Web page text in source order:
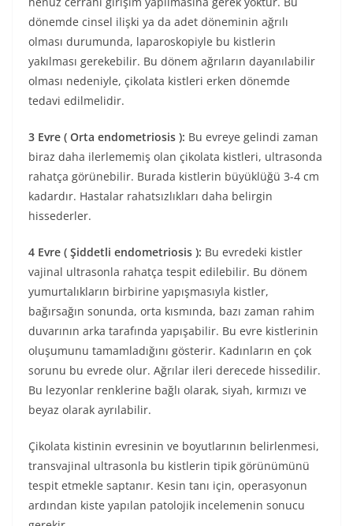
dönemde cinsel ilişki ya da adet döneminin ağrılı
olması durumunda, laparoskopiyle bu kistlerin
yakılması gerekebilir. Bu dönem ağrıların dayanılabilir
olması nedeniyle, çikolata kistleri erken dönemde
tedavi edilmelidir.
3 Evre ( Orta endometriosis ): Bu evreye gelindi zaman
biraz daha ilerlememiş olan çikolata kistleri, ultrasonda
rahatça görünebilir. Burada kistlerin büyüklüğü 3-4 cm
kadardır. Hastalar rahatsızlıkları daha belirgin
hissederler.
4 Evre ( Şiddetli endometriosis ): Bu evredeki kistler
vajinal ultrasonla rahatça tespit edilebilir. Bu dönem
yumurtalıkların birbirine yapışmasıyla kistler,
bağırsağın sonunda, orta kısmında, bazı zaman rahim
duvarının arka tarafında yapışabilir. Bu evre kistlerinin
oluşumunu tamamladığını gösterir. Kadınların en çok
sorunu bu evrede olur. Ağrılar ileri derecede hissedilir.
Bu lezyonlar renklerine bağlı olarak, siyah, kırmızı ve
beyaz olarak ayrılabilir.
Çikolata kistinin evresinin ve boyutlarının belirlenmesi,
transvajinal ultrasonla bu kistlerin tipik görünümünü
tespit etmekle saptanır. Kesin tanı için, operasyonun
ardından kiste yapılan patolojik incelemenin sonucu